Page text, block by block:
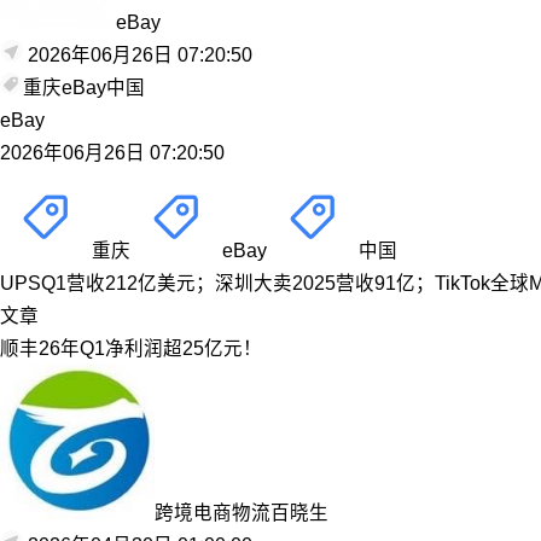
eBay
2026年06月26日 07:20:50
重庆eBay中国
eBay
2026年06月26日 07:20:50
重庆 eBay
中国
UPSQ1营收212亿美元；深圳大卖2025营收91亿；TikTok全球
文章
顺丰26年Q1净利润超25亿元！
跨境电商物流百晓生